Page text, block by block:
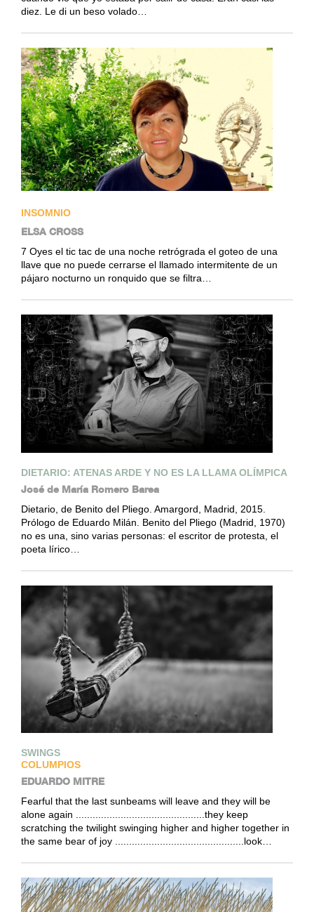
diez. Le di un beso volado…
INSOMNIO
ELSA CROSS
7 Oyes el tic tac de una noche retrógrada el goteo de una
llave que no puede cerrarse el llamado intermitente de un
pájaro nocturno un ronquido que se filtra…
DIETARIO: ATENAS ARDE Y NO ES LA LLAMA OLÍMPICA
José de María Romero Barea
Dietario, de Benito del Pliego. Amargord, Madrid, 2015.
Prólogo de Eduardo Milán. Benito del Pliego (Madrid, 1970)
no es una, sino varias personas: el escritor de protesta, el
poeta lírico…
SWINGS
COLUMPIOS
EDUARDO MITRE
Fearful that the last sunbeams will leave and they will be
alone again ..............................................they keep
scratching the twilight swinging higher and higher together in
the same bear of joy ..............................................look…